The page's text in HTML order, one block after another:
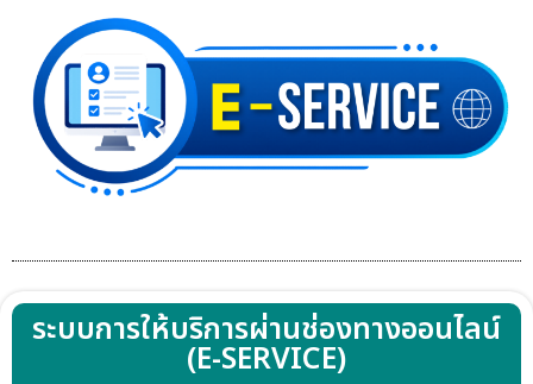
ระบบการให้บริการผ่านช่องทางออนไลน์
(E-SERVICE)